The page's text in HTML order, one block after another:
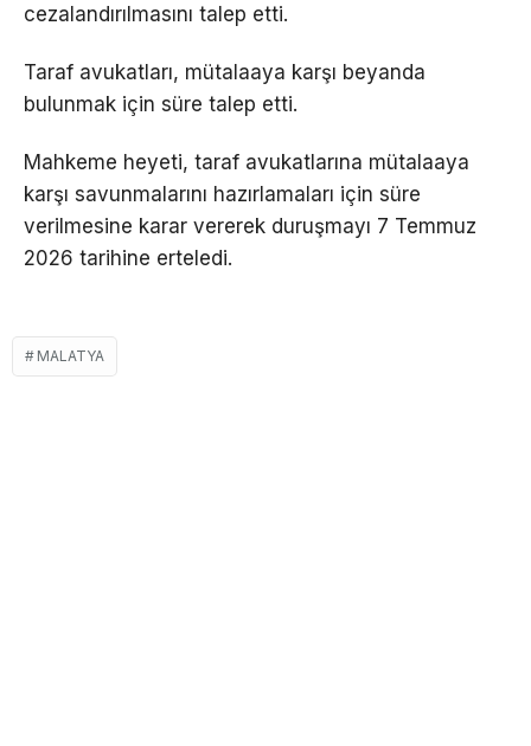
cezalandırılmasını talep etti.
Taraf avukatları, mütalaaya karşı beyanda
bulunmak için süre talep etti.
Mahkeme heyeti, taraf avukatlarına mütalaaya
karşı savunmalarını hazırlamaları için süre
verilmesine karar vererek duruşmayı 7 Temmuz
2026 tarihine erteledi.
MALATYA